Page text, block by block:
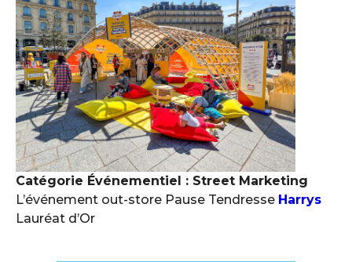
Catégorie Événementiel : Street Marketing
L’événement out-store Pause Tendresse Harrys
Lauréat d’Or